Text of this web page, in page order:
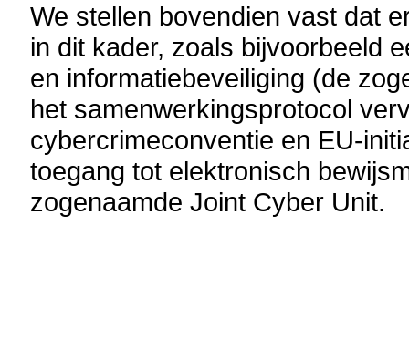
We stellen bovendien vast dat
in dit kader, zoals bijvoorbeeld
en informatiebeveiliging (de
het samenwerkingsprotocol
cybercrimeconventie en EU-
toegang tot elektronisch
zogenaamde Joint Cyber Unit.